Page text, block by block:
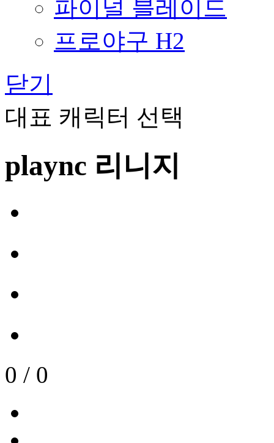
파이널 블레이드
프로야구 H2
닫기
대표 캐릭터 선택
plaync 리니지
0 / 0